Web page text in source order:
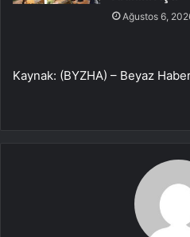
Ağustos 6,
Kaynak: (BYZHA) – Beyaz